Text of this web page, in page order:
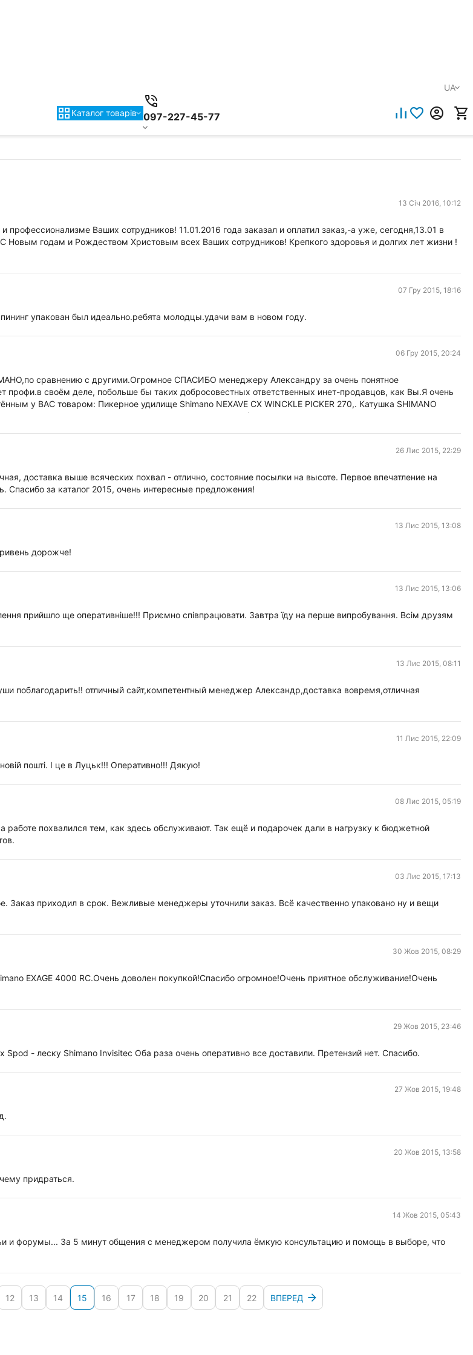
UA
Каталог товарiв 097-227-45-77
13 Січ 2016, 10:12
Ваших сотрудников! 11.01.2016 года заказал и оплатил заказ,-а уже, сегодня,13.01 в
Новым годам и Рождеством Христовым всех Ваших сотрудников! Крепкого здоровья и долгих лет жизни !
07 Гру 2015, 18:16
упакован был идеально.ребята молодцы.удачи вам в новом году.
06 Гру 2015, 20:24
сравнению с другими.Огромное СПАСИБО менеджеру Александру за очень понятное
профи.в своём деле, побольше бы таких добросовестных ответственных инет-продавцов, как Вы.Я очень
у ВАС товаром: Пикерное удилище Shimano NEXAVE CX WINCKLE PICKER 270,. Катушка SHIMANO
CATANA DX 210 UL,Шнур Sufix 832 250m 0.10mm 5.9kg (13lb),Леска SHIMANO Beastmaster 150m 0.14.и
спасибо Александру за взаимопонимание и помощь при выборе данного товара.Так держать,и
26 Лис 2015, 22:29
доставка выше всяческих похвал - отлично, состояние посылки на высоте. Первое впечатление на
за каталог 2015, очень интересные предложения!
13 Лис 2015, 13:08
дорожче!
13 Лис 2015, 13:06
прийшло ще оперативніше!!! Приємно співпрацювати. Завтра їду на перше випробування. Всім друзям
13 Лис 2015, 08:11
поблагодарить!! отличный сайт,компетентный менеджер Александр,доставка вовремя,отличная
11 Лис 2015, 22:09
пошті. І це в Луцьк!!! Оперативно!!! Дякую!
08 Лис 2015, 05:19
похвалился тем, как здесь обслуживают. Так ещё и подарочек дали в нагрузку к бюджетной
03 Лис 2015, 17:13
Заказ приходил в срок. Вежливые менеджеры уточнили заказ. Всё качественно упаковано ну и вещи
30 Жов 2015, 08:29
EXAGE 4000 RC.Очень доволен покупкой!Спасибо огромное!Очень приятное обслуживание!Очень
29 Жов 2015, 23:46
- леску Shimano Invisitec Оба раза очень оперативно все доставили. Претензий нет. Спасибо.
27 Жов 2015, 19:48
20 Жов 2015, 13:58
придраться.
14 Жов 2015, 05:43
и форумы... За 5 минут общения с менеджером получила ёмкую консультацию и помощь в выборе, что
12 13 14 15 16 17 18 19 20 21 22 ВПЕРЕД